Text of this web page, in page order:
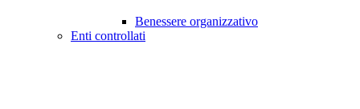
Benessere organizzativo
Enti controllati